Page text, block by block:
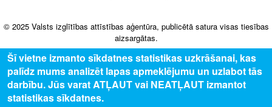
© 2025 Valsts izglītības attīstības aģentūra, publicētā satura visas tiesības
aizsargātas.
Šī vietne izmanto sīkdatnes statistikas uzkrāšanai, kas
palīdz mums analizēt lapas apmeklējumu un uzlabot tās
darbību. Jūs varat ATĻAUT vai NEATĻAUT izmantot
statistikas sīkdatnes.